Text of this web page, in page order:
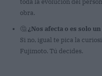
toda la evolución del
obra.
🤔¿Nos afecta o es solo
Si no, igual te pica la
Fujimoto. Tú decides.